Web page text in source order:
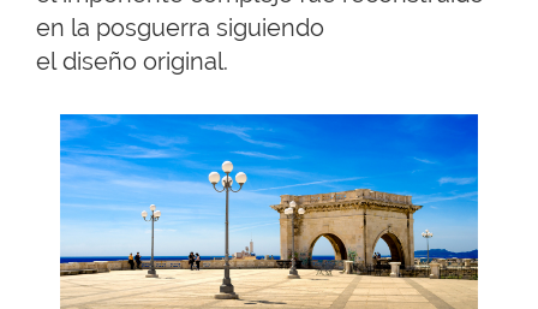
en la posguerra siguiendo
el diseño original.